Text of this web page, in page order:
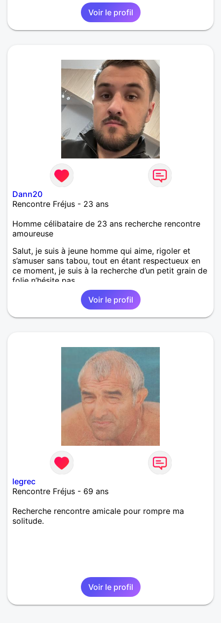
Voir le profil
Dann20
Rencontre Fréjus - 23 ans
Homme célibataire de 23 ans recherche rencontre
amoureuse
Salut, je suis à jeune homme qui aime, rigoler et
s’amuser sans tabou, tout en étant respectueux en
ce moment, je suis à la recherche d’un petit grain de
folie n’hésite pas
Voir le profil
legrec
Rencontre Fréjus - 69 ans
Recherche rencontre amicale pour rompre ma
solitude.
Voir le profil